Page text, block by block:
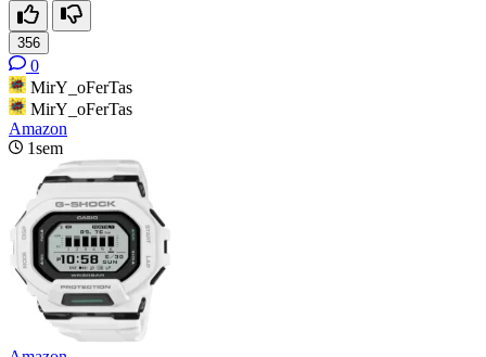
356
0
MirY_oFerTas
MirY_oFerTas
Amazon
1sem